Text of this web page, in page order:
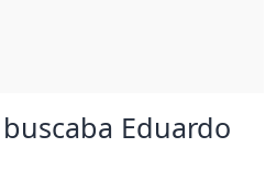
Eduardo